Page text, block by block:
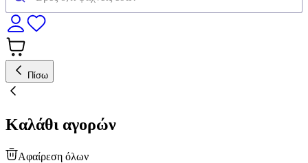
Πίσω
Καλάθι αγορών
Αφαίρεση όλων